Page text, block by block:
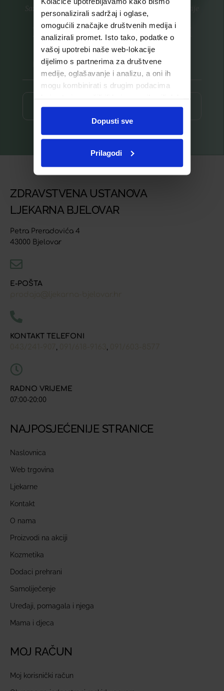
personalizirali sadržaj i oglase,
omogućili značajke društvenih medija i
analizirali promet. Isto tako, podatke o
vašoj upotrebi naše web-lokacije
dijelimo s partnerima za društvene
medije, oglašavanje i analizu, a oni ih
mogu kombinirati s drugim podacima
ste upotrebljavali njihove usluge.
Dopusti sve
Prilagodi
Saznajte prvi za nove proizvode i ekskluzivne promocije
Prijavite se na listu za novosti
Prijava ⟶
ZDRAVSTVENA USTANOVA
LJEKARNA BJELOVAR
Petra Preradovića 4
43000 Bjelovar
E-POŠTA
KONTAKT TELEFONI
, ,
RADNO VRIJEME
07:00-20:00
NAJPOSJEĆENIJE STRANICE
Naslovnica
Web trgovina
Ljekarne
Kontakt
O nama
Proizvodi na akciji
Kozmetika
Dodaci prehrani
Samoliječenje
Uređaji, pomagala i njega
Mama i djeca
MOJ RAČUN
Moj korisnički račun